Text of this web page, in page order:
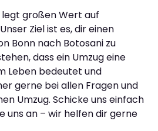
legt großen Wert auf
Ziel ist es, dir einen
Bonn nach Botosani zu
dass ein Umzug eine
Leben bedeutet und
gerne bei allen Fragen und
Umzug. Schicke uns einfach
uns an – wir helfen dir gerne